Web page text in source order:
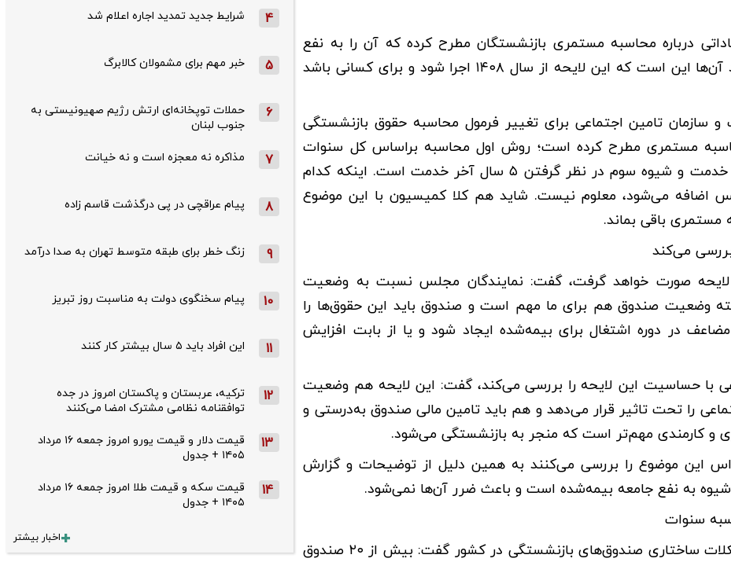
درباره محاسبه مستمری بازنشستگان مطرح کرده که آن را به نفع
بازنشستگان و صندوق تامین اجتماعی می‌داند. پیشنهاد آن‌ها این است که این لایحه از سال ۱۴۰۸ اجرا شود و برای کسانی باشد
سازمان تامین اجتماعی برای تغییر فرمول محاسبه حقوق بازنشستگی
مستمری مطرح کرده است؛ روش اول محاسبه براساس کل سنوات
بیمه‌پردازی است. روش دوم محاسبه طبق ۱۰ سال آخر خدمت و شیوه سوم در نظر گرفتن ۵ سال آخر خدمت است. اینکه کدام
اضافه می‌شود، معلوم نیست. شاید هم کلا کمیسیون با این موضوع
مستمری باقی بماند.
می‌کند
لایحه صورت خواهد گرفت، گفت: نمایندگان مجلس نسبت به وضعیت
وضعیت صندوق هم برای ما مهم است و صندوق باید این حقوق‌ها را
در دوره اشتغال برای بیمه‌شده ایجاد شود و یا از بابت افزایش
با حساسیت این لایحه را بررسی می‌کند، گفت: این لایحه هم وضعیت
را تحت تاثیر قرار می‌دهد و هم باید تامین مالی صندوق به‌درستی و
و کارمندی مهم‌تر است که منجر به بازنشستگی می‌شود.
موضوع را بررسی می‌کنند به همین دلیل از توضیحات و گزارش
شیوه به نفع جامعه بیمه‌شده است و باعث ضرر آن‌ها نمی‌شود.
سنوات
نایب‌ رئیس کمیسیون اجتماعی مجلس با اشاره به مشکلات ساختاری صندوق‌های بازنشستگی در کشور گفت: بیش از ۲۰ صندوق
4 شرایط جدید تمدید اجاره اعلام شد
5 خبر مهم برای مشمولان کالابرگ
6
حملات توپخانه‌ای ارتش رژیم صهیونیستی به
جنوب لبنان
7 مذاکره نه معجزه است و نه خیانت
8 پیام عراقچی در پی درگذشت قاسم‌ زاده
9 زنگ خطر برای طبقه متوسط تهران به صدا درآمد
10 پیام سخنگوی دولت به مناسبت روز تبریز
11 این افراد باید ۵ سال بیشتر کار کنند
12
ترکیه، عربستان و پاکستان امروز در جده
توافقنامه نظامی مشترک امضا می‌کنند
13
قیمت دلار و قیمت یورو امروز جمعه ۱۶ مرداد
۱۴۰۵ + جدول
14
قیمت سکه و قیمت طلا امروز جمعه ۱۶ مرداد
۱۴۰۵ + جدول
اخبار بیشتر